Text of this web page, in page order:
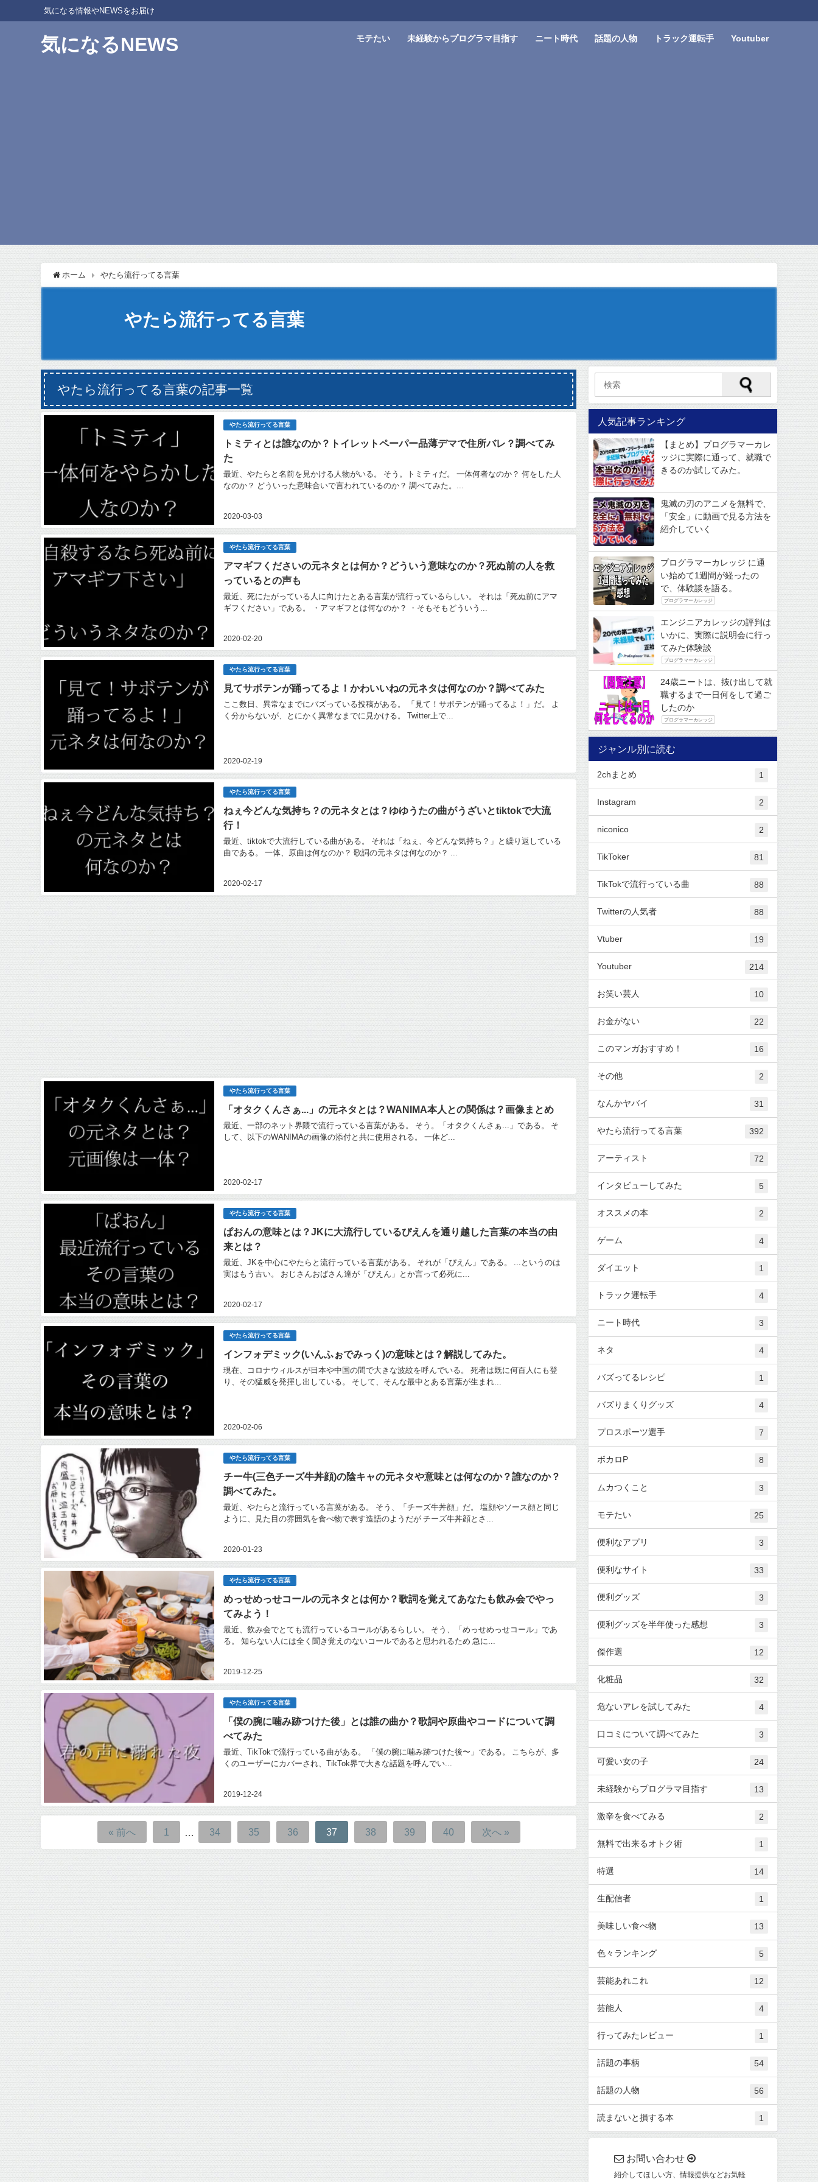
気になる情報やNEWSをお届け
気になるNEWS モテたい 未経験からプログラマ目指す ニート時代 話題の人物 トラック運転手 Youtuber
ホーム やたら流行ってる言葉
やたら流行ってる言葉
やたら流行ってる言葉の記事一覧
やたら流行ってる言葉
トミティとは誰なのか？トイレットペーパー品薄デマで住所バレ？調べてみ
た
2020-03-03
最近、やたらと名前を見かける人物がいる。 そう。トミティだ。 一体何者なのか？ 何をした人
なのか？ どういった意味合いで言われているのか？ 調べてみた。...
やたら流行ってる言葉
アマギフくださいの元ネタとは何か？どういう意味なのか？死ぬ前の人を救
っているとの声も
2020-02-20
最近、死にたがっている人に向けたとある言葉が流行っているらしい。 それは「死ぬ前にアマ
ギフください」である。 ・アマギフとは何なのか？ ・そもそもどういう...
やたら流行ってる言葉
見てサボテンが踊ってるよ！かわいいねの元ネタは何なのか？調べてみた
2020-02-19
ここ数日、異常なまでにバズっている投稿がある。 「見て！サボテンが踊ってるよ！」だ。 よ
く分からないが、とにかく異常なまでに見かける。 Twitter上で...
やたら流行ってる言葉
ねぇ今どんな気持ち？の元ネタとは？ゆゆうたの曲がうざいとtiktokで大流
行！
2020-02-17
最近、tiktokで大流行している曲がある。 それは「ねぇ、今どんな気持ち？」と繰り返している
曲である。 一体、原曲は何なのか？ 歌詞の元ネタは何なのか？ ...
やたら流行ってる言葉
「オタクくんさぁ...」の元ネタとは？WANIMA本人との関係は？画像まとめ
2020-02-17
最近、一部のネット界隈で流行っている言葉がある。 そう。「オタクくんさぁ...」である。 そ
して、以下のWANIMAの画像の添付と共に使用される。 一体ど...
やたら流行ってる言葉
ぱおんの意味とは？JKに大流行しているぴえんを通り越した言葉の本当の由
来とは？
2020-02-17
最近、JKを中心にやたらと流行っている言葉がある。 それが「ぴえん」である。 ...というのは
実はもう古い。 おじさんおばさん達が「ぴえん」とか言って必死に...
やたら流行ってる言葉
インフォデミック(いんふぉでみっく)の意味とは？解説してみた。
2020-02-06
現在、コロナウィルスが日本や中国の間で大きな波紋を呼んでいる。 死者は既に何百人にも登
り、その猛威を発揮し出している。 そして、そんな最中とある言葉が生まれ...
やたら流行ってる言葉
チー牛(三色チーズ牛丼顔)の陰キャの元ネタや意味とは何なのか？誰なのか？
調べてみた。
2020-01-23
最近、やたらと流行っている言葉がある。 そう、「チーズ牛丼顔」だ。 塩顔やソース顔と同じ
ように、見た目の雰囲気を食べ物で表す造語のようだが チーズ牛丼顔とさ...
やたら流行ってる言葉
めっせめっせコールの元ネタとは何か？歌詞を覚えてあなたも飲み会でやっ
てみよう！
2019-12-25
最近、飲み会でとても流行っているコールがあるらしい。 そう、「めっせめっせコール」であ
る。 知らない人には全く聞き覚えのないコールであると思われるため 急に...
やたら流行ってる言葉
「僕の腕に噛み跡つけた後」とは誰の曲か？歌詞や原曲やコードについて調
べてみた
2019-12-24
最近、TikTokで流行っている曲がある。 「僕の腕に噛み跡つけた後〜」である。 こちらが、多
くのユーザーにカバーされ、TikTok界で大きな話題を呼んでい...
« 前へ 1 34 35 36 37 38 39 40 次へ »
人気記事ランキング
【まとめ】プログラマーカレ
ッジに実際に通って、就職で
きるのか試してみた。
鬼滅の刃のアニメを無料で、
「安全」に動画で見る方法を
紹介していく
プログラマーカレッジ に通
い始めて1週間が経ったの
で、体験談を語る。
プログラマーカレッジ
エンジニアカレッジの評判は
いかに、実際に説明会に行っ
てみた体験談
プログラマーカレッジ
24歳ニートは、抜け出して就
職するまで一日何をして過ご
したのか
プログラマーカレッジ
ジャンル別に読む
2chまとめ 1
Instagram 2
niconico 2
TikToker 81
TikTokで流行っている曲 88
Twitterの人気者 88
Vtuber 19
Youtuber 214
お笑い芸人 10
お金がない 22
このマンガおすすめ！ 16
その他 2
なんかヤバイ 31
やたら流行ってる言葉 392
アーティスト 72
インタビューしてみた 5
オススメの本 2
ゲーム 4
ダイエット 1
トラック運転手 4
ニート時代 3
ネタ 4
バズってるレシピ 1
バズりまくりグッズ 4
プロスポーツ選手 7
ボカロP 8
ムカつくこと 3
モテたい 25
便利なアプリ 3
便利なサイト 33
便利グッズ 3
便利グッズを半年使った感想 3
傑作選 12
化粧品 32
危ないアレを試してみた 4
口コミについて調べてみた 3
可愛い女の子 24
未経験からプログラマ目指す 13
激辛を食べてみる 2
無料で出来るオトク術 1
特選 14
生配信者 1
美味しい食べ物 13
色々ランキング 5
芸能あれこれ 12
芸能人 4
行ってみたレビュー 1
話題の事柄 54
話題の人物 56
読まないと損する本 1
お問い合わせ
紹介してほしい方、情報提供などお気軽